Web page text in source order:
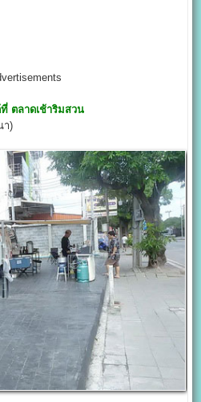
ที่ ตลาดเช้าริมสวน
า)